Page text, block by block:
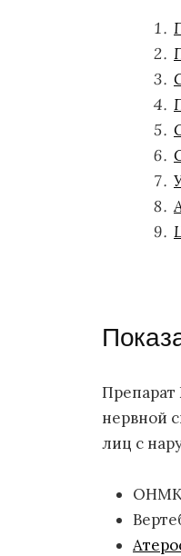
Препарат
нервной
лиц с